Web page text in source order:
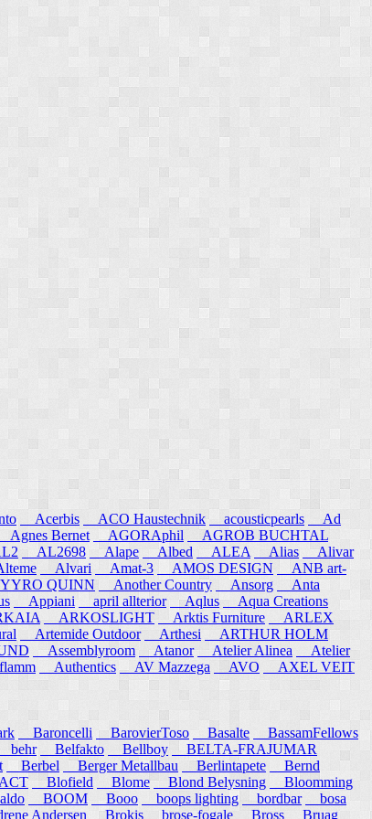
Acerbis ACO Haustechnik acousticpearls
Ad
Agnes Bernet AGORAphil
AGROB BUCHTAL
AL2698 Alape Albed ALEA Alias
Alivar
Alvari Amat-3 AMOS DESIGN
ANB art-
QUINN Another Country Ansorg
Anta
Appiani april allterior Aqlus Aqua Creations
ARKOSLIGHT Arktis Furniture
ARLEX
Artemide Outdoor Arthesi
ARTHUR HOLM
Assemblyroom Atanor Atelier Alinea
Atelier
Authentics AV Mazzega AVO
AXEL VEIT
Baroncelli BarovierToso Basalte
BassamFellows
behr Belfakto Bellboy
BELTA-FRAJUMAR
Berbel Berger Metallbau Berlintapete
Bernd
Blofield Blome Blond Belysning
Bloomming
BOOM Booo boops lighting bordbar
bosa
Andersen Brokis brose-fogale Bross Bruag